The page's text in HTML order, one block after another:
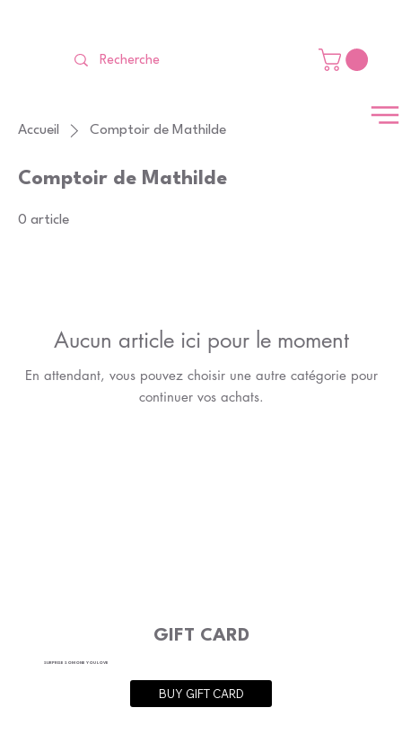
GIFT CARD
SURPRISE SOMONE YOU LOVE
BUY GIFT CARD
Accueil Comptoir de Mathilde
Comptoir de Mathilde
0 article
Aucun article ici pour le moment
En attendant, vous pouvez choisir une autre catégorie pour
continuer vos achats.